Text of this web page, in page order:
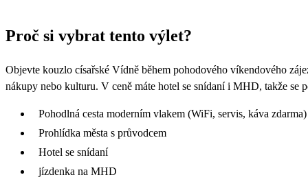
Proč si vybrat tento výlet?
Objevte kouzlo císařské Vídně během pohodového víkendového
nákupy nebo kulturu. V ceně máte hotel se snídaní i MHD, takže se
Pohodlná cesta moderním vlakem (WiFi, servis, káva zdarma)
Prohlídka města s průvodcem
Hotel se snídaní
jízdenka na MHD